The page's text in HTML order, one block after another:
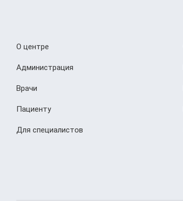
О центре
Администрация
Врачи
Пациенту
Для специалистов